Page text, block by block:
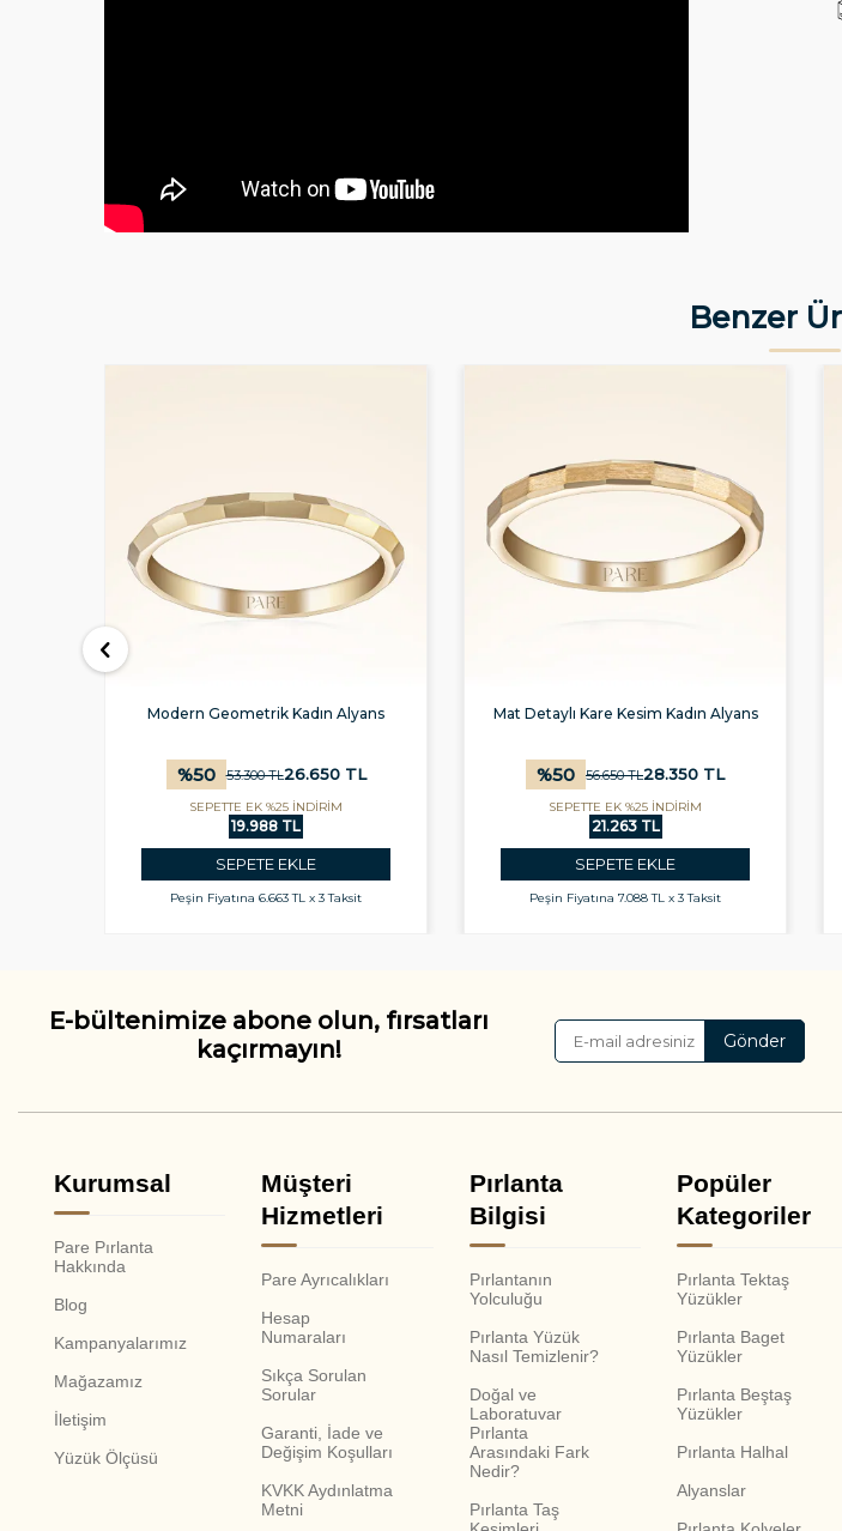
Benzer
Modern Geometrik Kadın Alyans
%50 53.300TL26.650TL
SEPETTE EK %25 İNDİRİM
19.988 TL
SEPETE EKLE
Peşin Fiyatına 6.663 TL x 3 Taksit
Mat Detaylı Kare Kesim Kadın Alyans
%50 56.650TL28.350 TL
SEPETTE EK %25 İNDİRİM
21.263 TL
SEPETE EKLE
Peşin Fiyatına 7.088 TL x 3 Taksit
E-bültenimize abone olun, fırsatları
kaçırmayın!
Gönder
Kurumsal
Pare Pırlanta
Hakkında
Blog
Kampanyalarımız
Mağazamız
İletişim
Yüzük Ölçüsü
Müşteri
Hizmetleri
Pare Ayrıcalıkları
Hesap
Numaraları
Sıkça Sorulan
Sorular
Garanti, İade ve
Değişim Koşulları
KVKK Aydınlatma
Metni
Pırlanta
Bilgisi
Pırlantanın
Yolculuğu
Pırlanta Yüzük
Nasıl Temizlenir?
Doğal ve
Laboratuvar
Pırlanta
Arasındaki Fark
Nedir?
Pırlanta Taş
Popüler
Kategoriler
Pırlanta Tektaş
Yüzükler
Pırlanta Baget
Yüzükler
Pırlanta Beştaş
Yüzükler
Pırlanta Halhal
Alyanslar